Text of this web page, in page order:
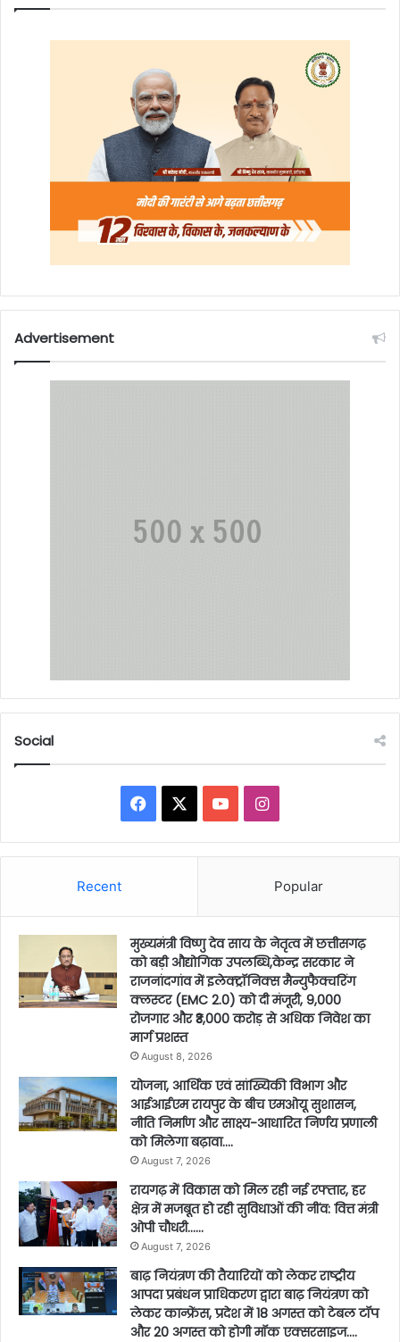
Advertisement
Social
Facebook YouTubeInstagram
Recent Popular
मुख्यमंत्री विष्णु देव साय के नेतृत्व में छत्तीसगढ़
को बड़ी औद्योगिक उपलब्धि,केन्द्र सरकार ने
राजनांदगांव में इलेक्ट्रॉनिक्स मैन्युफैक्चरिंग
क्लस्टर (EMC 2.0) को दी मंजूरी, 9,000
रोजगार और ₹3,000 करोड़ से अधिक निवेश का
मार्ग प्रशस्त
August 8, 2026
योजना, आर्थिक एवं सांख्यिकी विभाग और
आईआईएम रायपुर के बीच एमओयू सुशासन,
नीति निर्माण और साक्ष्य-आधारित निर्णय प्रणाली
को मिलेगा बढ़ावा….
August 7, 2026
रायगढ़ में विकास को मिल रही नई रफ्तार, हर
क्षेत्र में मजबूत हो रही सुविधाओं की नींव: वित्त मंत्री
ओपी चौधरी……
August 7, 2026
बाढ़ नियंत्रण की तैयारियों को लेकर राष्ट्रीय
आपदा प्रबंधन प्राधिकरण द्वारा बाढ़ नियंत्रण को
लेकर कान्फ्रेंस, प्रदेश में 18 अगस्त को टेबल टॉप
और 20 अगस्त को होगी मॉक एक्सरसाइज….